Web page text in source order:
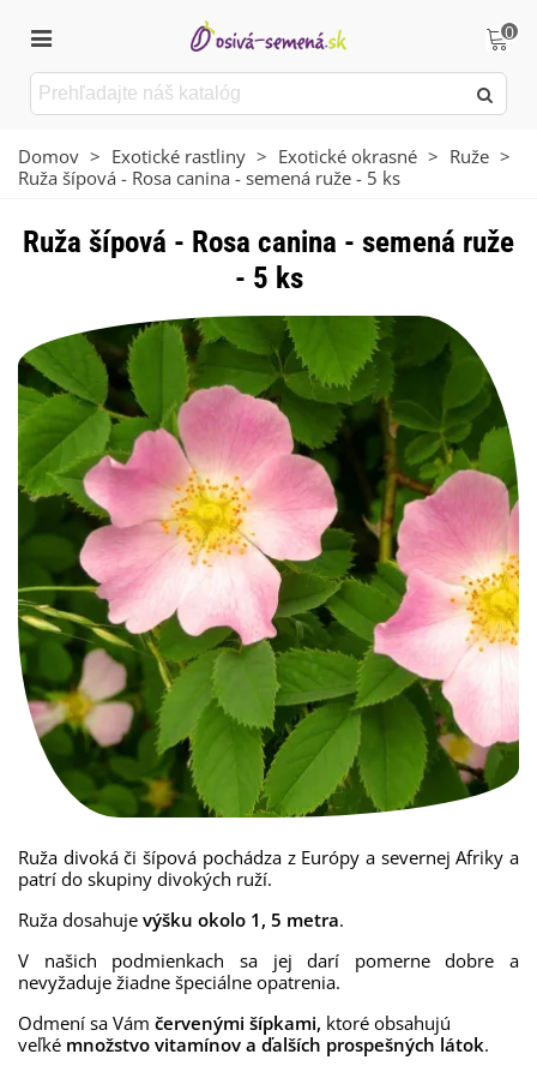
0
Domov > Exotické rastliny > Exotické okrasné > Ruže >
Ruža šípová - Rosa canina - semená ruže - 5 ks
Ruža šípová - Rosa canina - semená ruže
- 5 ks
Ruža divoká či šípová pochádza z Európy a severnej Afriky a
patrí do skupiny divokých ruží.
Ruža dosahuje výšku okolo 1 , 5 metra.
V našich podmienkach sa jej darí pomerne dobre a
nevyžaduje žiadne špeciálne opatrenia.
Odmení sa Vám červenými šípkami, ktoré obsahujú
veľké množstvo vitamínov a ďalších prospešných látok.